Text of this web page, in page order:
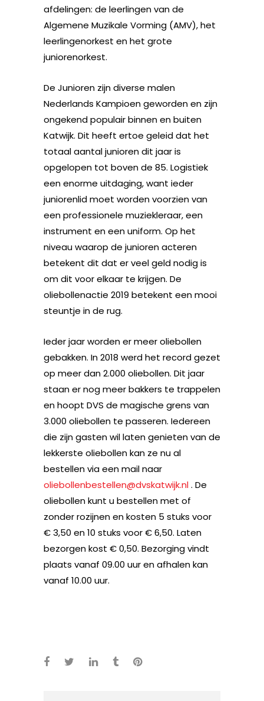
afdelingen: de leerlingen van de
Algemene Muzikale Vorming (AMV), het
leerlingenorkest en het grote
juniorenorkest.
De Junioren zijn diverse malen
Nederlands Kampioen geworden en zijn
ongekend populair binnen en buiten
Katwijk. Dit heeft ertoe geleid dat het
totaal aantal junioren dit jaar is
opgelopen tot boven de 85. Logistiek
een enorme uitdaging, want ieder
juniorenlid moet worden voorzien van
een professionele muziekleraar, een
instrument en een uniform. Op het
niveau waarop de junioren acteren
betekent dit dat er veel geld nodig is
om dit voor elkaar te krijgen. De
oliebollenactie 2019 betekent een mooi
steuntje in de rug.
Ieder jaar worden er meer oliebollen
gebakken. In 2018 werd het record gezet
op meer dan 2.000 oliebollen. Dit jaar
staan er nog meer bakkers te trappelen
en hoopt DVS de magische grens van
3.000 oliebollen te passeren. Iedereen
die zijn gasten wil laten genieten van de
lekkerste oliebollen kan ze nu al
bestellen via een mail naar
oliebollenbestellen@dvskatwijk.nl. De
oliebollen kunt u bestellen met of
zonder rozijnen en kosten 5 stuks voor
€ 3,50 en 10 stuks voor € 6,50. Laten
bezorgen kost € 0,50. Bezorging vindt
plaats vanaf 09.00 uur en afhalen kan
vanaf 10.00 uur.